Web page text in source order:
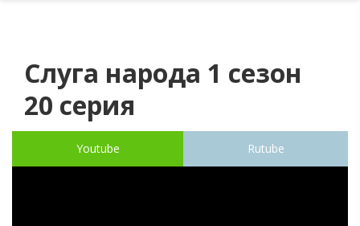
Слуга народа 1 сезон
20 серия
Youtube Rutube